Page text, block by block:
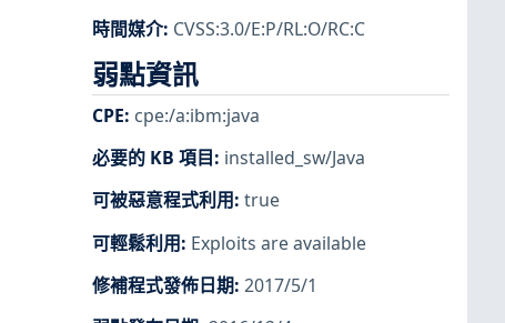
時間媒介: CVSS:3.0/E:P/RL:O/RC:C
弱點資訊
CPE: cpe:/a:ibm:java
必要的 KB 項目: installed_sw/Java
可被惡意程式利用: true
可輕鬆利用: Exploits are available
修補程式發佈日期: 2017/5/1